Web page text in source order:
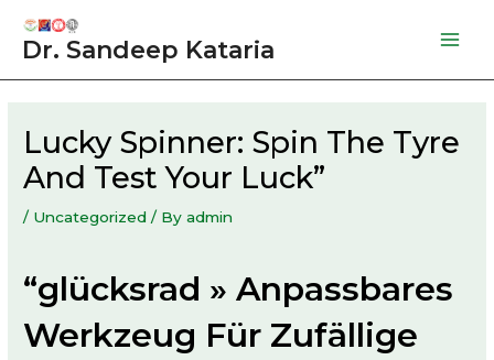
Dr. Sandeep Kataria
Lucky Spinner: Spin The Tyre
And Test Your Luck”
/ Uncategorized / Byadmin
“glücksrad » Anpassbares
Werkzeug Für Zufällige